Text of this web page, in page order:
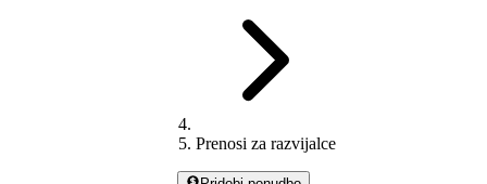
Prenosi za razvijalce